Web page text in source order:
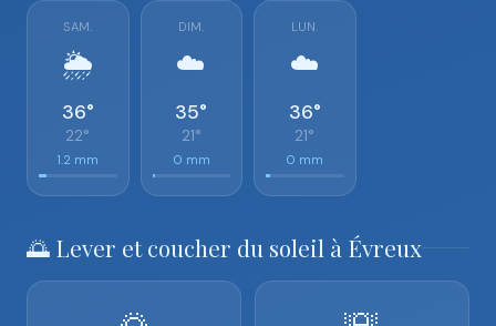
SAM.
🌦️
36°
22°
1.2 mm
DIM.
☁️
35°
21°
0 mm
LUN.
☁️
36°
21°
0 mm
🌅 Lever et coucher du soleil à Évreux